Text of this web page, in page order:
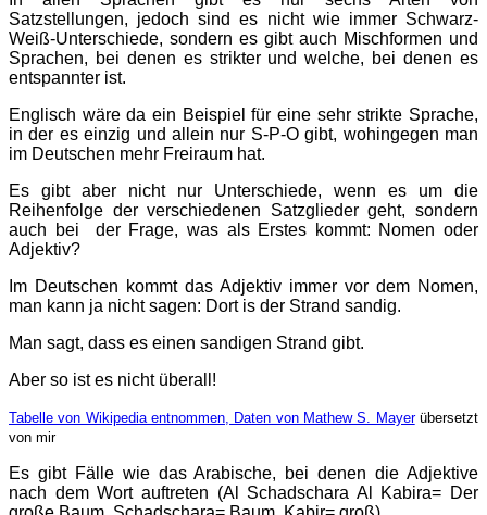
Satzstellungen, jedoch sind es nicht wie immer Schwarz-
Weiß-Unterschiede, sondern es gibt auch Mischformen und
Sprachen, bei denen es strikter und welche, bei denen es
entspannter ist.
Englisch wäre da ein Beispiel für eine sehr strikte Sprache,
in der es einzig und allein nur S-P-O gibt, wohingegen man
im Deutschen mehr Freiraum hat.
Es gibt aber nicht nur Unterschiede, wenn es um die
Reihenfolge der verschiedenen Satzglieder geht, sondern
auch bei der Frage, was als Erstes kommt: Nomen oder
Adjektiv?
Im Deutschen kommt das Adjektiv immer vor dem Nomen,
man kann ja nicht sagen: Dort is der Strand sandig.
Man sagt, dass es einen sandigen Strand gibt.
Aber so ist es nicht überall!
Tabelle von Wikipedia entnommen, Daten von Mathew S. Mayerübersetzt
von mir
Es gibt Fälle wie das Arabische, bei denen die Adjektive
nach dem Wort auftreten (Al Schadschara Al Kabira= Der